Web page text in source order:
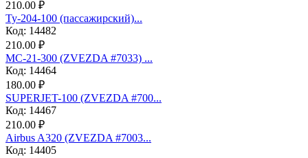
210.00 ₽
Ту-204-100 (пассажирский)...
Код: 14482
210.00 ₽
МС-21-300 (ZVEZDA #7033) ...
Код: 14464
180.00 ₽
SUPERJET-100 (ZVEZDA #700...
Код: 14467
210.00 ₽
Аirbus A320 (ZVEZDA #7003...
Код: 14405